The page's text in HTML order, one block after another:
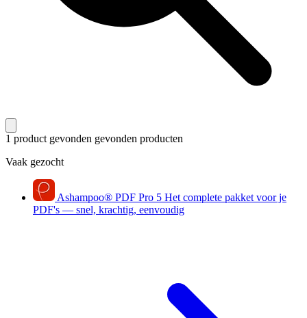
1 product gevonden gevonden producten
Vaak gezocht
Ashampoo® PDF Pro 5 Het complete pakket voor je
PDF's — snel, krachtig, eenvoudig